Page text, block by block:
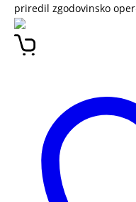
priredil zgodovinsko